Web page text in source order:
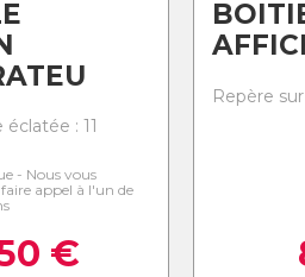
: 11
- Nous vous
appel à l'un de
€
Repère